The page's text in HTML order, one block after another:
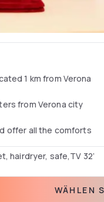
1 km from Verona
from Verona city
offer all the comforts
hairdryer, safe,TV 32’
access forWÄHLEN